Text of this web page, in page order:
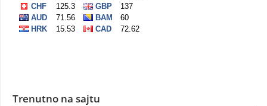
Trenutno na sajtu